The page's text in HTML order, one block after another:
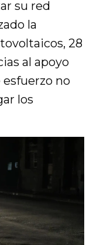
su red
la
28
al apoyo
esfuerzo no
los